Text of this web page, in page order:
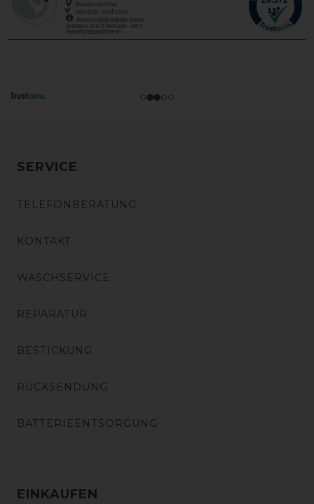
SERVICE
TELEFONBERATUNG
KONTAKT
WASCHSERVICE
REPARATUR
BESTICKUNG
RÜCKSENDUNG
BATTERIEENTSORGUNG
EINKAUFEN